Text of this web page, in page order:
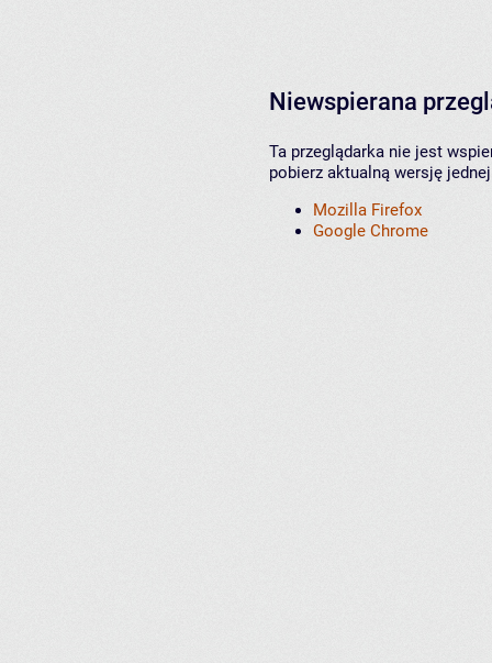
Niewspierana
Ta przeglądarka nie jest
pobierz aktualną wersję
Mozilla Firefox
Google Chrome